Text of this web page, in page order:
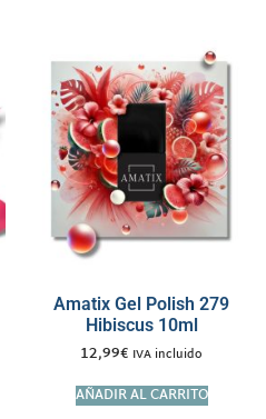
Amatix Gel Polish 279
Hibiscus 10ml
12,99€ IVA incluido
AÑADIR AL CARRITO